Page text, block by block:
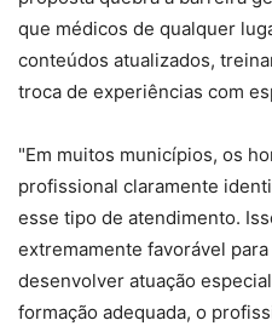
que médicos de qualquer
conteúdos atualizados,
troca de experiências com
"Em muitos municípios, os
profissional claramente
esse tipo de atendimento.
extremamente favorável
desenvolver atuação
formação adequada, o